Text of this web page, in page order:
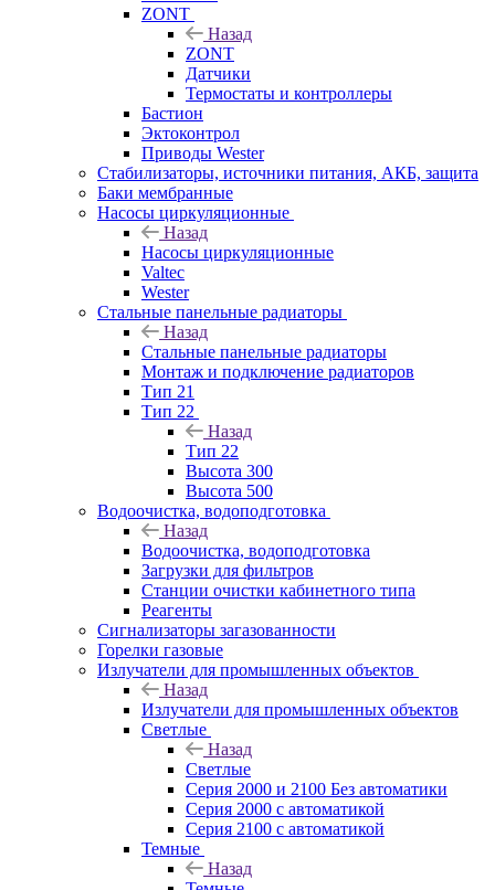
ZONT
Назад
ZONT
Датчики
Термостаты и контроллеры
Бастион
Эктоконтрол
Приводы Wester
Стабилизаторы, источники питания, АКБ, защита
Баки мембранные
Насосы циркуляционные
Назад
Насосы циркуляционные
Valtec
Wester
Стальные панельные радиаторы
Назад
Стальные панельные радиаторы
Монтаж и подключение радиаторов
Тип 21
Тип 22
Назад
Тип 22
Высота 300
Высота 500
Водоочистка, водоподготовка
Назад
Водоочистка, водоподготовка
Загрузки для фильтров
Станции очистки кабинетного типа
Реагенты
Сигнализаторы загазованности
Горелки газовые
Излучатели для промышленных объектов
Назад
Излучатели для промышленных объектов
Светлые
Назад
Светлые
Серия 2000 и 2100 Без автоматики
Серия 2000 с автоматикой
Серия 2100 с автоматикой
Темные
Назад